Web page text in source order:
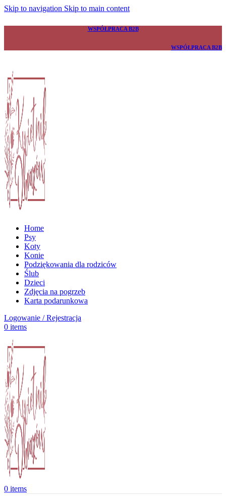
Skip to navigation Skip to main content
WSPÓŁPRACA B2B
WSPÓŁPRACA B2B
Home
Psy
Koty
Konie
Podziękowania dla rodziców
Ślub
Dzieci
Zdjęcia na pogrzeb
Karta podarunkowa
Logowanie / Rejestracja
0 items
0 items